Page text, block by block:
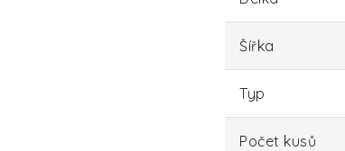
Šířka
Typ
Počet kusů